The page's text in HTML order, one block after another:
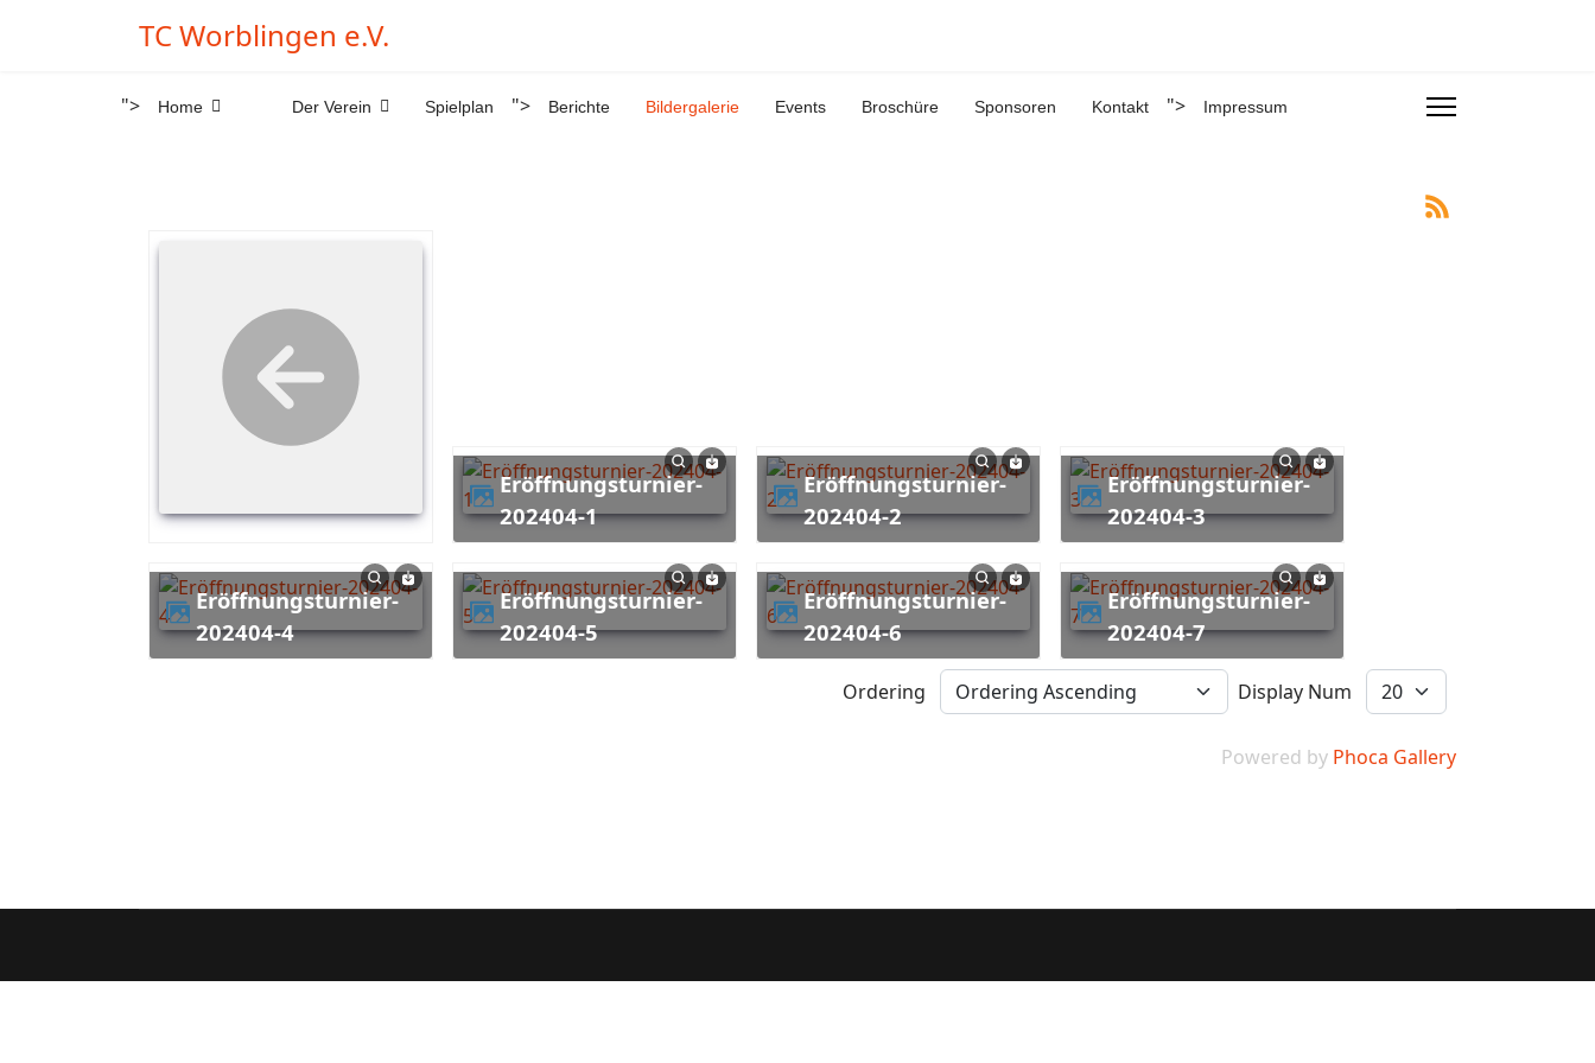
TC Worblingen e.V.
"> Home Der Verein Spielplan "> Berichte Bildergalerie Events Broschüre Sponsoren Kontakt "> Impressum
Eröffnungsturnier-
202404-1
Eröffnungsturnier-
202404-2
Eröffnungsturnier-
202404-3
Eröffnungsturnier-
202404-4
Eröffnungsturnier-
202404-5
Eröffnungsturnier-
202404-6
Eröffnungsturnier-
202404-7
Ordering Display Num
Powered by Phoca Gallery